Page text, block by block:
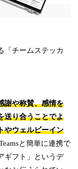
「チームステッカ
謝や称賛、感情を
送り合うことでよ
やウェルビーイン
と簡単に連携で
ギフト」というデ